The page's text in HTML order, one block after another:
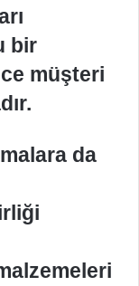
bir
müşteri
da